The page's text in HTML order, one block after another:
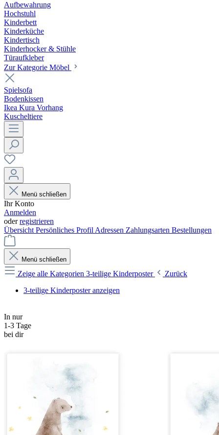
Aufbewahrung
Hochstuhl
Kinderbett
Kinderküche
Kindertisch
Kinderhocker & Stühle
Türaufkleber
Zur Kategorie Möbel
Spielsofa
Bodenkissen
Ikea Kura Vorhang
Kuscheltiere
Menü schließen
Ihr Konto
Anmelden
oderregistrieren
Übersicht Persönliches Profil Adressen Zahlungsarten Bestellungen
Menü schließen
Zeige alle Kategorien 3-teilige Kinderposter
Zurück
3-teilige Kinderposter anzeigen
In nur
1-3 Tage
bei dir